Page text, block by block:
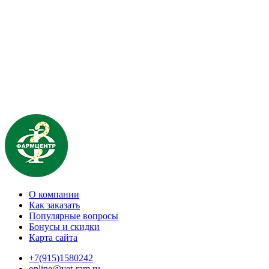
О компании
Как заказать
Популярные вопросы
Бонусы и скидки
Карта сайта
+7(915)1580242